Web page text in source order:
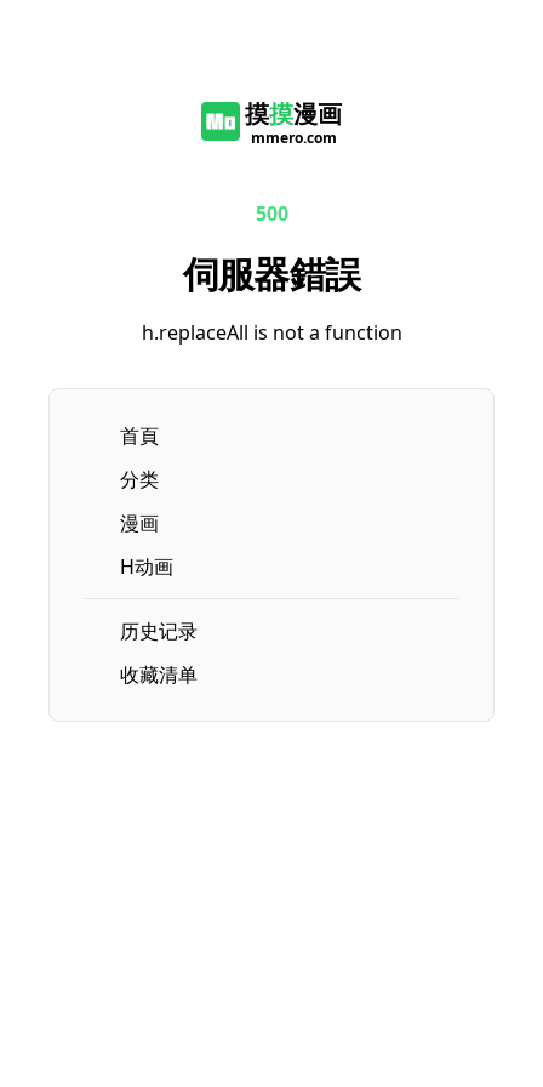
摸摸漫画
mmero.com
500
伺服器錯誤
h.replaceAll is not a function
首頁
分类
漫画
H动画
历史记录
收藏清单